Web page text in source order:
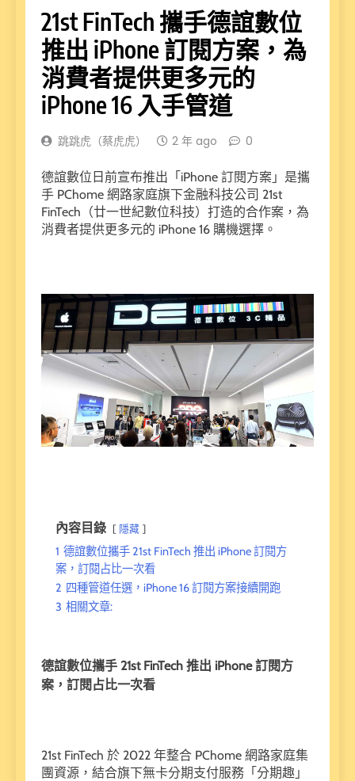
21st FinTech 攜手德誼數位
推出 iPhone 訂閱方案，為
消費者提供更多元的
iPhone 16 入手管道
跳跳虎（蔡虎虎） 2 年 ago 0
德誼數位日前宣布推出「iPhone 訂閱方案」是攜
手 PChome 網路家庭旗下金融科技公司 21st
FinTech（廿一世紀數位科技）打造的合作案，為
消費者提供更多元的 iPhone 16 購機選擇。
內容目錄 隱藏
1 德誼數位攜手 21st FinTech 推出 iPhone 訂閱方
案，訂閱占比一次看
2 四種管道任選，iPhone 16 訂閱方案接續開跑
3 相關文章:
德誼數位攜手 21st FinTech 推出 iPhone 訂閱方
案，訂閱占比一次看
21st FinTech 於 2022 年整合 PChome 網路家庭集
團資源，結合旗下無卡分期支付服務「分期趣」